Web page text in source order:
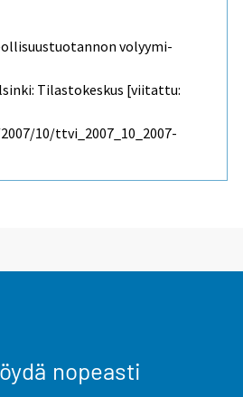
volyymi-
Tilastokeskus [viitattu:
10/ttvi_2007_10_2007-
nopeasti